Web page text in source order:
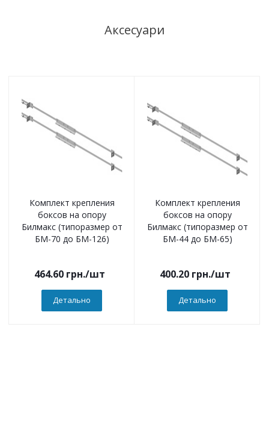
Аксесуари
Комплект крепления
боксов на опору
Билмакс (типоразмер от
БМ-70 до БМ-126)
464.60 грн./шт
Детально
Комплект крепления
боксов на опору
Билмакс (типоразмер от
БМ-44 до БМ-65)
400.20 грн./шт
Детально